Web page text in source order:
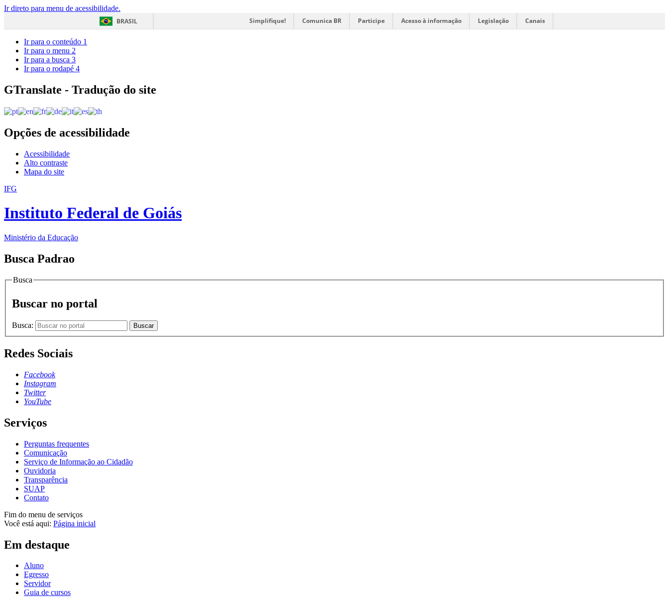
Ir direto para menu de acessibilidade.
BRASIL
Simplifique! Comunica BR Participe Acesso à informação Legislação Canais
Ir para o conteúdo 1
Ir para o menu 2
Ir para a busca 3
Ir para o rodapé 4
GTranslate - Tradução do site
Opções de acessibilidade
Acessibilidade
Alto contraste
Mapa do site
IFG
Instituto Federal de Goiás
Ministério da Educação
Busca Padrao
Busca
Buscar no portal
Busca: Buscar
Redes Sociais
Facebook
Instagram
Twitter
YouTube
Serviços
Perguntas frequentes
Comunicação
Serviço de Informação ao Cidadão
Ouvidoria
Transparência
SUAP
Contato
Fim do menu de serviços
Você está aqui: Página inicial
Em destaque
Aluno
Egresso
Servidor
Guia de cursos